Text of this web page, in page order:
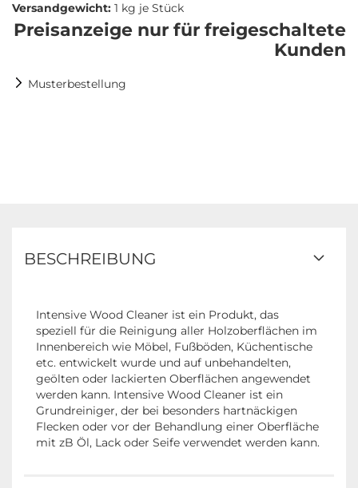
Versandgewicht: 1 kg je Stück
Preisanzeige nur für freigeschaltete
Kunden
Musterbestellung
BESCHREIBUNG
Intensive Wood Cleaner ist ein Produkt, das
speziell für die Reinigung aller Holzoberflächen im
Innenbereich wie Möbel, Fußböden, Küchentische
etc. entwickelt wurde und auf unbehandelten,
geölten oder lackierten Oberflächen angewendet
werden kann. Intensive Wood Cleaner ist ein
Grundreiniger, der bei besonders hartnäckigen
Flecken oder vor der Behandlung einer Oberfläche
mit zB Öl, Lack oder Seife verwendet werden kann.